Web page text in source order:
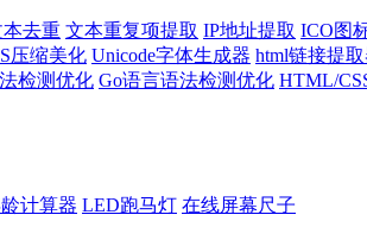
本去重 文本重复项提取 IP地址提取 ICO图
压缩美化 Unicode字体生成器 html链接提
检测优化 Go语言语法检测优化 HTML/
计算器 LED跑马灯 在线屏幕尺子